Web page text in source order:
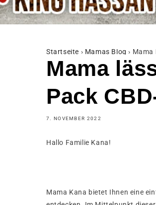
Startseite › Mamas Blog › Mama
Mama
Pack
7. NOVEMBER 2022
Hallo Familie Kana!
Mama Kana bietet Ihnen eine